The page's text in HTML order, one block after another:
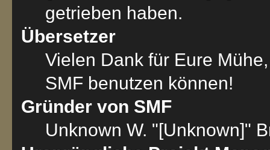
getrieben haben.
Übersetzer
Vielen Dank für Eure
SMF benutzen können!
Gründer von SMF
Unknown W. "[Unknown]"